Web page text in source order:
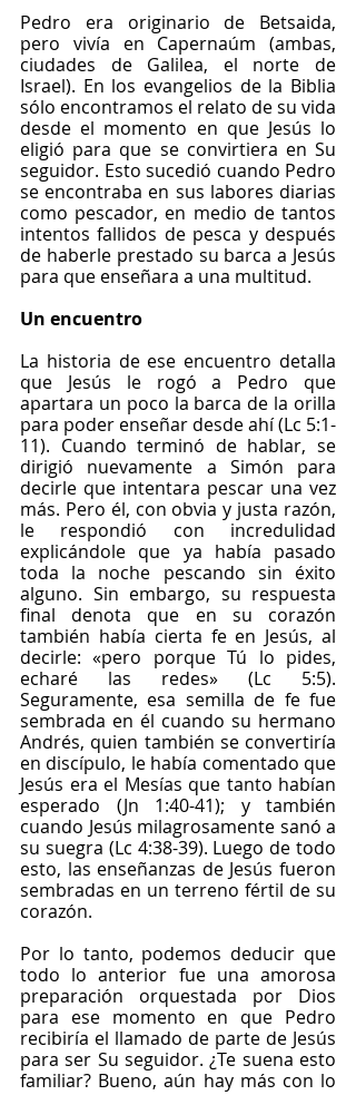
Pedro era originario de Betsaida,
pero vivía en Capernaúm (ambas,
ciudades de Galilea, el norte de
Israel). En los evangelios de la Biblia
sólo encontramos el relato de su vida
desde el momento en que Jesús lo
eligió para que se convirtiera en Su
seguidor. Esto sucedió cuando Pedro
se encontraba en sus labores diarias
como pescador, en medio de tantos
intentos fallidos de pesca y después
de haberle prestado su barca a Jesús
para que enseñara a una multitud.
Un encuentro
La historia de ese encuentro detalla
que Jesús le rogó a Pedro que
apartara un poco la barca de la orilla
para poder enseñar desde ahí (Lc 5:1-
11). Cuando terminó de hablar, se
dirigió nuevamente a Simón para
decirle que intentara pescar una vez
más. Pero él, con obvia y justa razón,
le respondió con incredulidad
explicándole que ya había pasado
toda la noche pescando sin éxito
alguno. Sin embargo, su respuesta
final denota que en su corazón
también había cierta fe en Jesús, al
decirle: «pero porque Tú lo pides,
echaré las redes» (Lc 5:5).
Seguramente, esa semilla de fe fue
sembrada en él cuando su hermano
Andrés, quien también se convertiría
en discípulo, le había comentado que
Jesús era el Mesías que tanto habían
esperado (Jn 1:40-41); y también
cuando Jesús milagrosamente sanó a
su suegra (Lc 4:38-39). Luego de todo
esto, las enseñanzas de Jesús fueron
sembradas en un terreno fértil de su
corazón.
Por lo tanto, podemos deducir que
todo lo anterior fue una amorosa
preparación orquestada por Dios
para ese momento en que Pedro
recibiría el llamado de parte de Jesús
para ser Su seguidor. ¿Te suena esto
familiar? Bueno, aún hay más con lo